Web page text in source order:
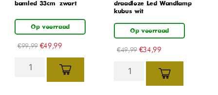
bamled 33cm – zwart
Op voorraad
€99,99 €49,99
draadloze Led Wandlamp
kubus wit
Op voorraad
€49,99 €34,99